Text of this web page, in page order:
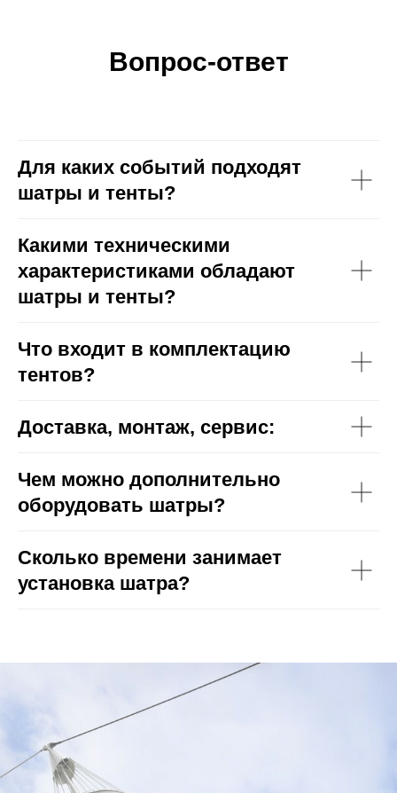
Вопрос-ответ
Для каких событий подходят
шатры и тенты?
Какими техническими
характеристиками обладают
шатры и тенты?
Что входит в комплектацию
тентов?
Доставка, монтаж, сервис:
Чем можно дополнительно
оборудовать шатры?
Сколько времени занимает
установка шатра?